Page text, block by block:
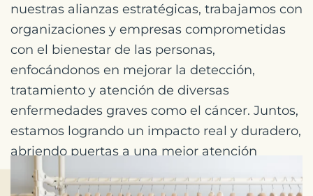
nuestras alianzas estratégicas, trabajamos con
organizaciones y empresas comprometidas
con el bienestar de las personas,
enfocándonos en mejorar la detección,
tratamiento y atención de diversas
enfermedades graves como el cáncer. Juntos,
estamos logrando un impacto real y duradero,
abriendo puertas a una mejor atención
médica y un futuro más saludable.